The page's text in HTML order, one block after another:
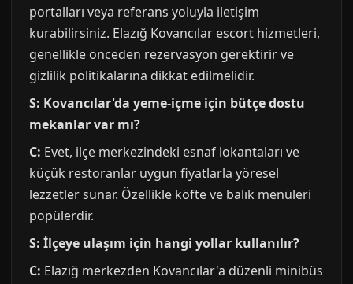
portalları veya referans yoluyla iletişim
kurabilirsiniz. Elazığ Kovancılar escort hizmetleri,
genellikle önceden rezervasyon gerektirir ve
gizlilik politikalarına dikkat edilmelidir.
S: Kovancılar'da yeme-içme için bütçe dostu
mekanlar var mı?
C: Evet, ilçe merkezindeki esnaf lokantaları ve
küçük restoranlar uygun fiyatlarla yöresel
lezzetler sunar. Özellikle köfte ve balık menüleri
popülerdir.
S: İlçeye ulaşım için hangi yollar kullanılır?
C: Elazığ merkezden Kovancılar'a düzenli minibüs